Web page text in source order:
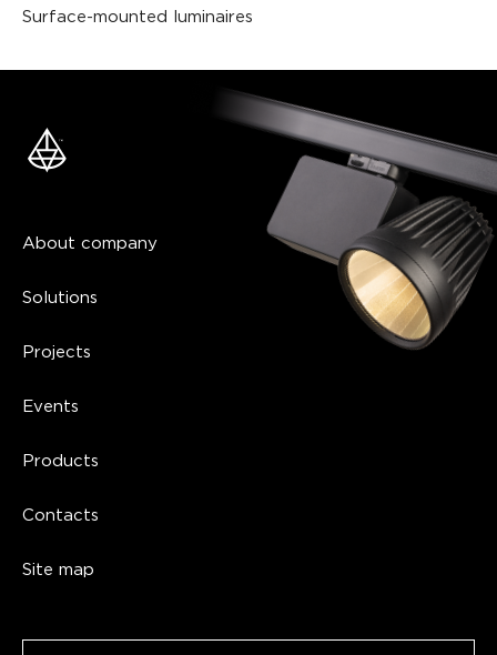
Surface-mounted luminaires
About company
Solutions
Projects
Events
Products
Contacts
Site map